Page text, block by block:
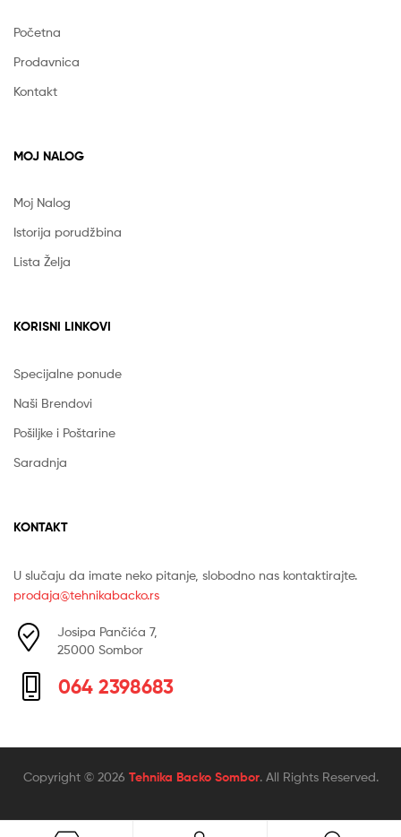
Početna
Prodavnica
Kontakt
MOJ NALOG
Moj Nalog
Istorija porudžbina
Lista Želja
KORISNI LINKOVI
Specijalne ponude
Naši Brendovi
Pošiljke i Poštarine
Saradnja
KONTAKT
U slučaju da imate neko pitanje, slobodno nas kontaktirajte.
prodaja@tehnikabacko.rs
Josipa Pančića 7,
25000 Sombor
064 2398683
Copyright © 2026 Tehnika Backo Sombor. All Rights Reserved.